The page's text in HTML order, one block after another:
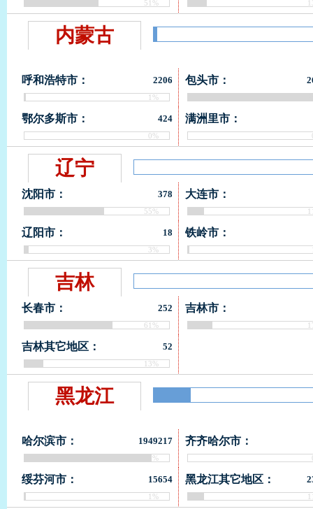
51%
内蒙古
呼和浩特市： 2206
1%
包头市：
鄂尔多斯市： 424
0%
满洲里市：
辽宁
沈阳市： 378
55%
大连市：
辽阳市： 18
3%
铁岭市：
吉林
长春市： 252
61%
吉林市：
吉林其它地区： 52
13%
黑龙江
哈尔滨市： 1949217
88%
齐齐哈尔市：
绥芬河市： 15654
1%
黑龙江其它地区：